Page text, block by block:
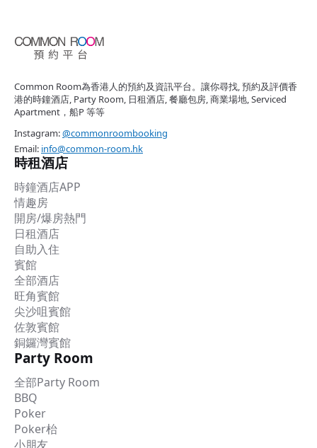
Common Room為香港人的預約及資訊平台。讓你尋找, 預約及評價香
港的時鐘酒店, Party Room, 日租酒店, 餐廳包房, 商業場地, Serviced
Apartment，船P 等等
Instagram:@commonroombooking
Email: info@common-room.hk
時租酒店
時鐘酒店APP
情趣房
開房/爆房熱門
日租酒店
自助入住
賓館
全部酒店
旺角賓館
尖沙咀賓館
佐敦賓館
銅鑼灣賓館
Party Room
全部Party Room
BBQ
Poker
Poker枱
小朋友